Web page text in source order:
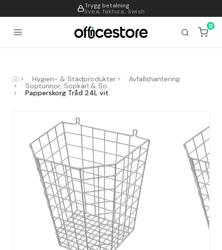
Trygg betalning
Svea, faktura, Swish
995
0
Hygien- & Städprodukter Avfallshantering
Soptunnor, Sopkärl & Sopsorteringskärl
Papperskorg Tråd 24L vit